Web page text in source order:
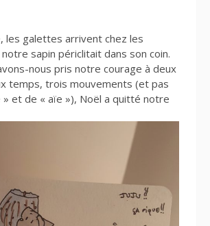
les galettes arrivent chez les
sapin périclitait dans son coin.
nous pris notre courage à deux
temps, trois mouvements (et pas
» et de « aïe »), Noël a quitté notre